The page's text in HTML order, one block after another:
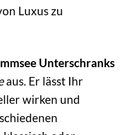
Luxus zu
Unterschranks
aus. Er lässt Ihr
wirken und